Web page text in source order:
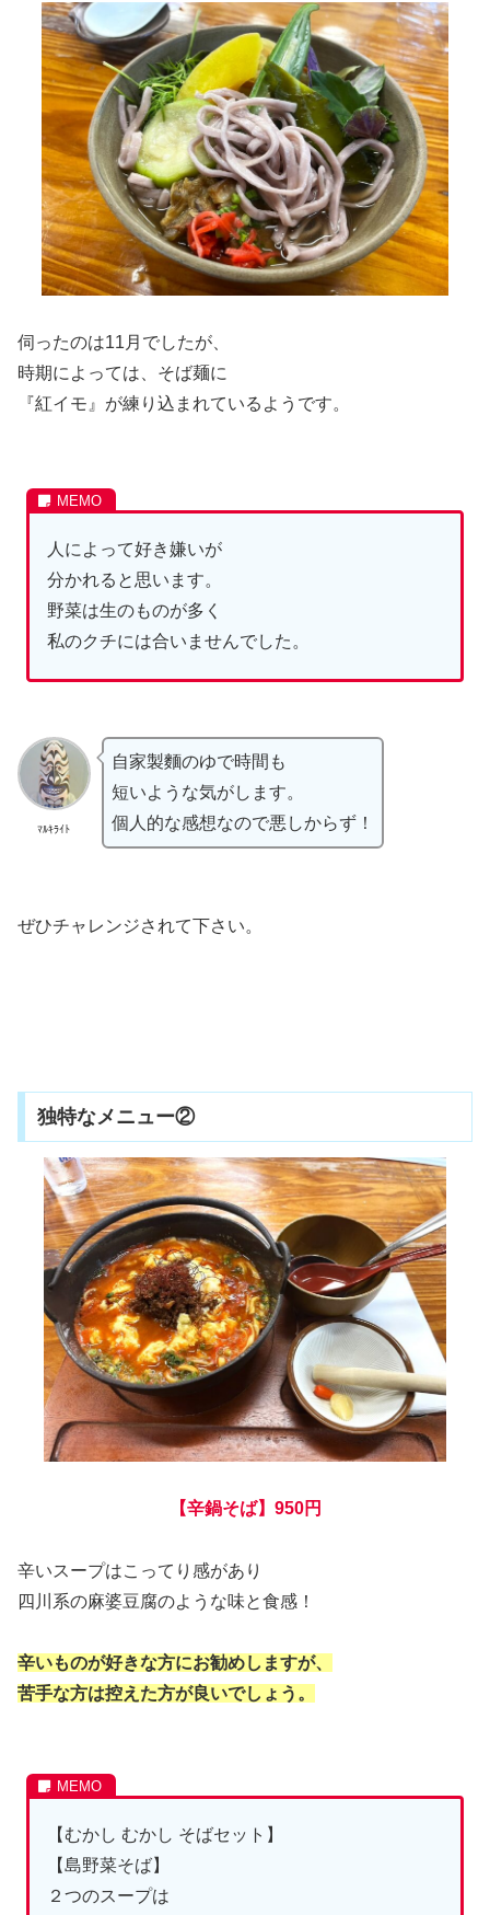
伺ったのは11月でしたが、
時期によっては、そば麺に
『紅イモ』が練り込まれているようです。
人によって好き嫌いが
分かれると思います。
野菜は生のものが多く
私のクチには合いませんでした。
ﾏﾙｷﾗｲﾄ
自家製麵のゆで時間も
短いような気がします。
個人的な感想なので悪しからず！
ぜひチャレンジされて下さい。
独特なメニュー②
【辛鍋そば】950円
辛いスープはこってり感があり
四川系の麻婆豆腐のような味と食感！
辛いものが好きな方にお勧めしますが、
苦手な方は控えた方が良いでしょう。
【むかし むかし そばセット】
【島野菜そば】
２つのスープは